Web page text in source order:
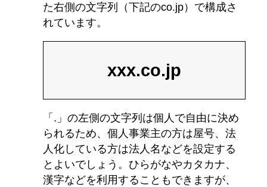
た右側の文字列（下記のco.jp）で構成さ
れています。
xxx.co.jp
「.」の左側の文字列は個人で自由に決め
られるため、個人事業主の方は屋号、法
人化している方は法人名などを設定する
とよいでしょう。ひらがなやカタカナ、
漢字などを利用することもできますが、